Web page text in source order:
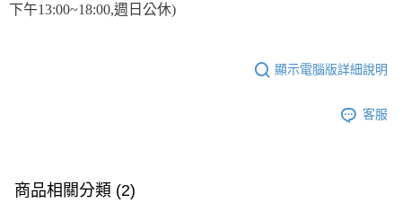
下午13:00~18:00,週日公休)
顯示電腦版詳細說明
客服
商品相關分類 (2)